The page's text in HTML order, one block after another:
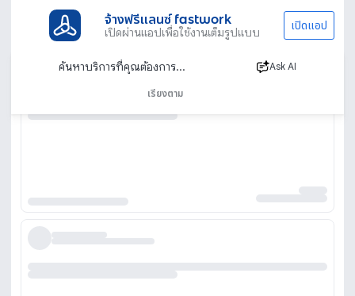
จ้างฟรีแลนซ์ fastwork
เปิดผ่านแอปเพื่อใช้งานเต็มรูปแบบ เปิดแอป
Ask AI
เรียงตาม